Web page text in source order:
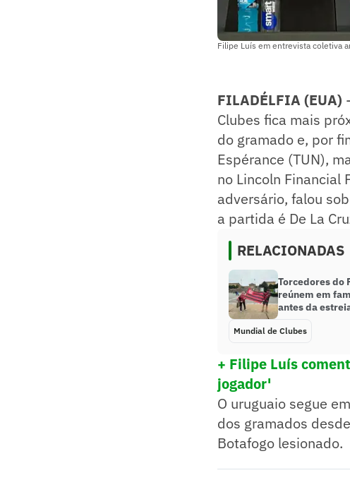
Filipe Luís em entrevista coletiva
FILADÉLFIA (EUA)
Clubes fica mais
do gramado e, por
Espérance (TUN),
no Lincoln Financial
adversário, falou
a partida é De La
RELACIONADAS
Torcedores do
reúnem em
antes da
Mundial de Clubes
+ Filipe Luís
jogador'
O uruguaio segue
dos gramados
Botafogo lesionado.